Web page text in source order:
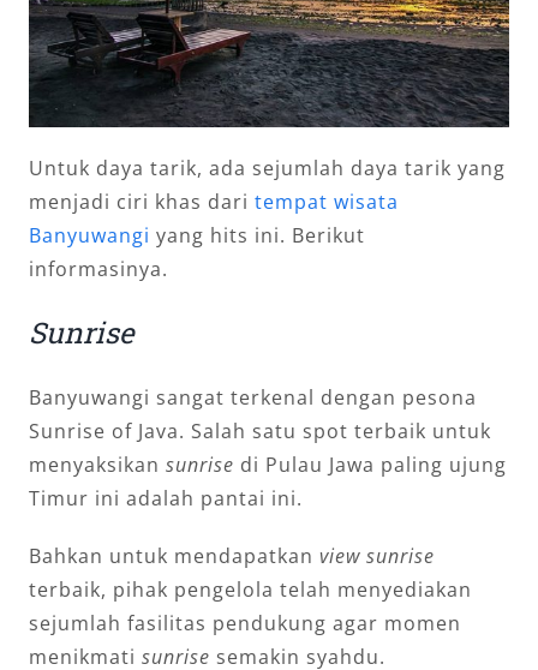
Untuk daya tarik, ada sejumlah daya tarik yang
menjadi ciri khas dari tempat wisata
Banyuwangi yang hits ini. Berikut
informasinya.
Sunrise
Banyuwangi sangat terkenal dengan pesona
Sunrise of Java. Salah satu spot terbaik untuk
menyaksikan sunrise di Pulau Jawa paling ujung
Timur ini adalah pantai ini.
Bahkan untuk mendapatkan view sunrise
terbaik, pihak pengelola telah menyediakan
sejumlah fasilitas pendukung agar momen
menikmati sunrise semakin syahdu.